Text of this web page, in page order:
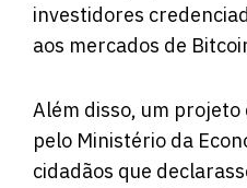
investidores
aos mercados de
Além disso, um
pelo Ministério da
cidadãos que